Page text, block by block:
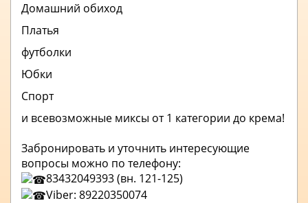
Домашний обиход
Платья
футболки
Юбки
Спорт
и всевозможные миксы от 1 категории до крема!
Забронировать и уточнить интересующие
вопросы можно по телефону:
83432049393 (вн. 121-125)
Viber: 89220350074